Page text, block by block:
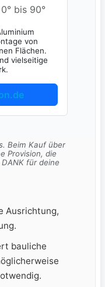
bis 90°
von
Flächen.
vielseitige
Beim Kauf über
Provision, die
für deine
Ausrichtung,​
bauliche